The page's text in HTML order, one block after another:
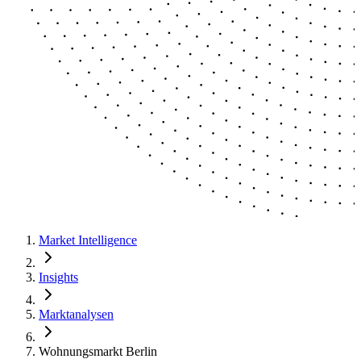
Market Intelligence
Insights
Marktanalysen
Wohnungsmarkt Berlin